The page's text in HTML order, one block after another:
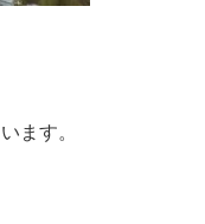
ます。